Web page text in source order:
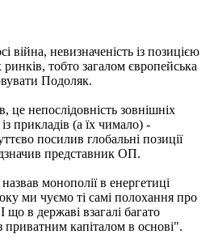
війна, невизначеність із позицією
ринків, тобто загалом європейська
Подоляк.
це непослідовність зовнішніх
прикладів (а їх чимало) -
посилив глобальні позиції
представник ОП.
монополії в енергетиці
ми чуємо ті самі полохання про
що в державі взагалі багато
капіталом в основі".